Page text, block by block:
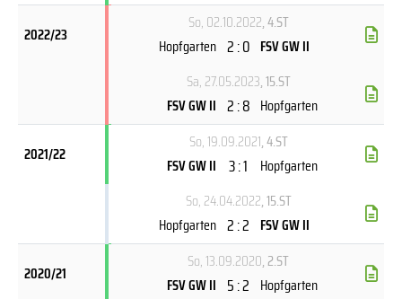
2022/23
So, 02.10.2022, 4.ST
Hopfgarten 2 : 0 FSV GW II
Sa, 27.05.2023, 15.ST
FSV GW II 2 : 8 Hopfgarten
2021/22
So, 19.09.2021, 4.ST
FSV GW II 3 : 1
Hopfgarten
So, 24.04.2022, 15.ST
Hopfgarten 2 : 2 FSV GW II
2020/21
So, 13.09.2020, 2.ST
FSV GW II 5 : 2 Hopfgarten